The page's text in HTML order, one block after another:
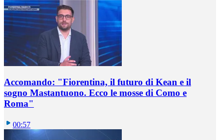
Accomando: "Fiorentina, il futuro di Kean e il
sogno Mastantuono. Ecco le mosse di Como e
Roma"
00:57